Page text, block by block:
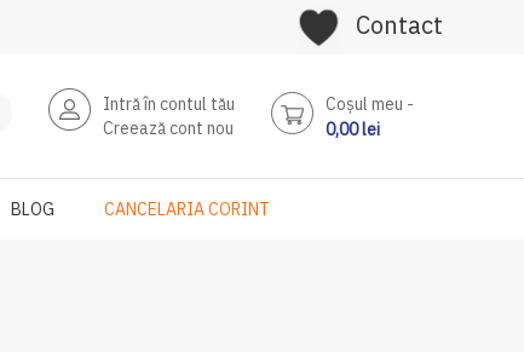
Contact
Intră în contul tău
Creează cont nou
Coşul meu
0,00 lei
BLOG CANCELARIA CORINT